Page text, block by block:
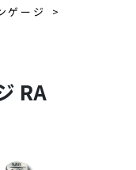
ゲージ
RA